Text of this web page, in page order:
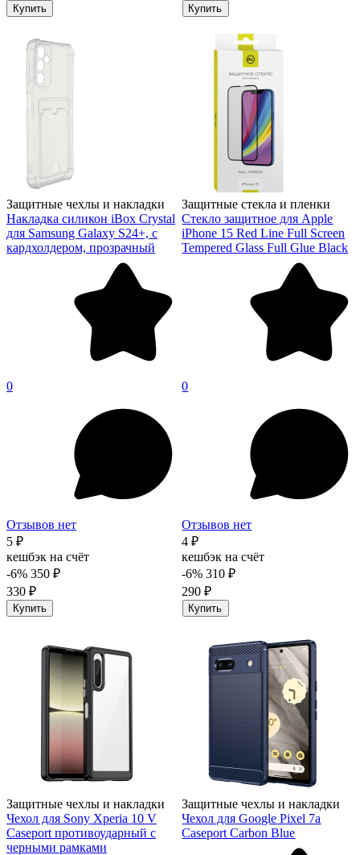
Купить Купить
Защитные чехлы и накладки
Накладка силикон iBox Crystal
для Samsung Galaxy S24+, с
кардхолдером, прозрачный
0
Отзывов нет
5 ₽
кешбэк на счёт
-6% 350 ₽
330 ₽
Купить
Защитные стекла и пленки
Стекло защитное для Apple
iPhone 15 Red Line Full Screen
Tempered Glass Full Glue Black
0
Отзывов нет
4 ₽
кешбэк на счёт
-6% 310 ₽
290 ₽
Купить
Защитные чехлы и накладки
Чехол для Sony Xperia 10 V
Caseport противоударный с
черными рамками
Защитные чехлы и накладки
Чехол для Google Pixel 7a
Caseport Carbon Blue